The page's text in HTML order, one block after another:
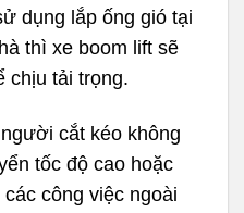
dụng lắp ống gió tại
thì xe boom lift sẽ
chịu tải trọng.
cắt kéo không
tốc độ cao hoặc
công việc ngoài